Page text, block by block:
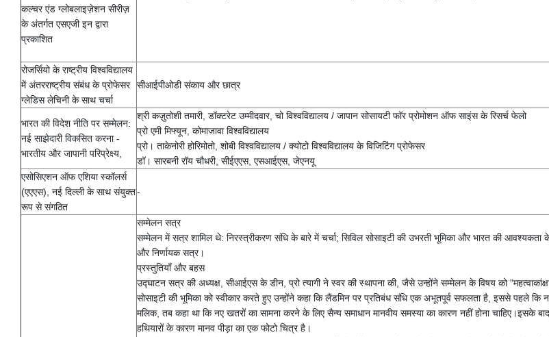
कल्चर एंड ग्लोबलाइज़ेशन सीरीज़
के अंतर्गत एसएजी इन द्वारा
प्रकाशित
रोजर्सियो के राष्ट्रीय विश्वविद्यालय
में अंतरराष्ट्रीय संबंध के प्रोफेसर
ग्लेडिस लेचिनी के साथ चर्चा
सीआईपीओडी संकाय और छात्र
भारत की विदेश नीति पर सम्मेलन:
नई साझेदारी विकसित करना -
भारतीय और जापानी परिप्रेक्ष्य,
श्री कज़ुतोशी तमारी, डॉक्टरेट उम्मीदवार, चो विश्वविद्यालय / जापान सोसायटी फॉर प्रोमोशन ऑफ साइंस के रिसर्च फेलो
प्रो एमी मिफ्यून, कोमाजावा विश्वविद्यालय
प्रो। ताकेनोरी होरिमोतो, शोबी विश्वविद्यालय / क्योटो विश्वविद्यालय के विजिटिंग प्रोफेसर
डॉ। सारबनी रॉय चौधरी, सीईएएस, एसआईएस, जेएनयू
एसोसिएशन ऑफ एशिया स्कॉलर्स
(एएएस), नई दिल्ली के साथ संयुक्त
रूप से संगठित
-
सम्मेलन सत्र
सम्मेलन में सत्र शामिल थे: निरस्त्रीकरण संधि के बारे में चर्चा; सिविल सोसाइटी की उभरती भूमिका और भारत की
और निर्णायक सत्र।
प्रस्तुतियाँ और बहस
उद्घाटन सत्र की अध्यक्ष, सीआईएस के डीन, प्रो त्यागी ने स्वर की स्थापना की, जैसे उन्होंने सम्मेलन के विषय को
सोसाइटी की भूमिका को स्वीकार करते हुए उन्होंने कहा कि लैंडमिन पर प्रतिबंध संधि एक अभूतपूर्व सफलता है, इससे पहले
मलिक, तब कहा था कि नए खतरों का सामना करने के लिए सैन्य समाधान मानवीय समस्या का कारण नहीं होना चाहिए।इसके
हथियारों के कारण मानव पीड़ा का एक फोटो चित्र है।